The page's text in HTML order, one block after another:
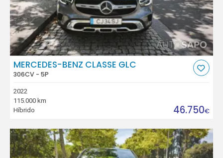
MERCEDES-BENZ CLASSE GLC
306CV - 5P
2022
115.000 km
Híbrido
46.750€